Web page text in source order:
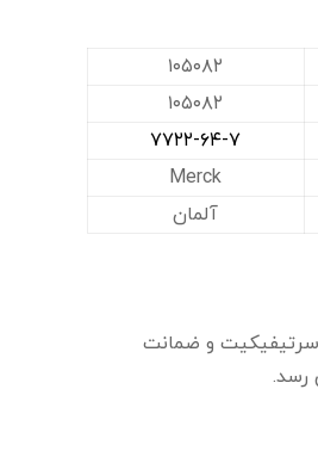
۱۰۵۰۸۲
۱۰۵۰۸۲
۷۷۲۲-۶۴-۷
Merck
آلمان
سرتیفیکیت و ضمانت
رسد.